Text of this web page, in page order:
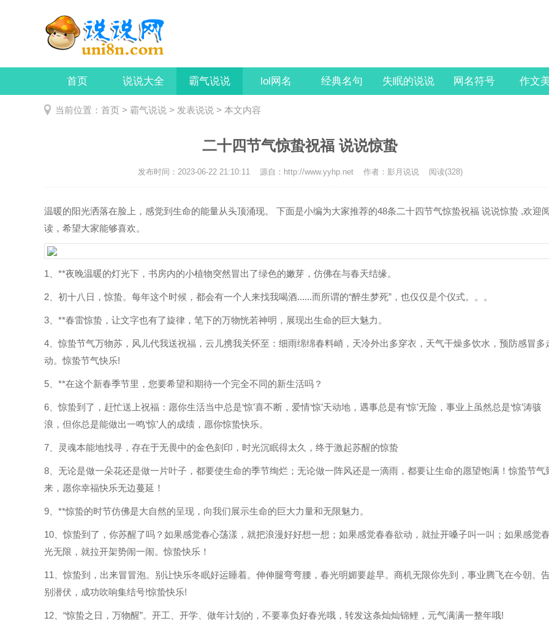
首页 说说大全 霸气说说 lol网名 经典名句 失眠的说说 网名符号 作文
当前位置： 首页 > 霸气说说 > 发表说说 > 本文内容
二十四节气惊蛰祝福 说说惊蛰
发布时间：2023-06-22 21:10:11 源自：http://www.yyhp.net 作者：影月说说 阅读(328)
温暖的阳光洒落在脸上，感觉到生命的能量从头顶涌现。 下面是小编为大家推荐的48条二十四节气惊蛰祝福 说说惊蛰 ,欢迎
读，希望大家能够喜欢。
1、**夜晚温暖的灯光下，书房内的小植物突然冒出了绿色的嫩芽，仿佛在与春天结缘。
2、初十八日，惊蛰。每年这个时候，都会有一个人来找我喝酒......而所谓的“醉生梦死”，也仅仅是个仪式。。。
3、**春雷惊蛰，让文字也有了旋律，笔下的万物恍若神明，展现出生命的巨大魅力。
4、惊蛰节气万物苏，风儿代我送祝福，云儿携我关怀至：细雨绵绵春料峭，天冷外出多穿衣，天气干燥多饮水，预防感冒多
动。惊蛰节气快乐!
5、**在这个新春季节里，您要希望和期待一个完全不同的新生活吗？
6、惊蛰到了，赶忙送上祝福：愿你生活当中总是‘惊’喜不断，爱情‘惊’天动地，遇事总是有‘惊’无险，事业上虽然总是‘惊’涛骇
浪，但你总是能做出一鸣‘惊’人的成绩，愿你惊蛰快乐。
7、灵魂本能地找寻，存在于无畏中的金色刻印，时光沉眠得太久，终于激起苏醒的惊蛰
8、无论是做一朵花还是做一片叶子，都要使生命的季节绚烂；无论做一阵风还是一滴雨，都要让生命的愿望饱满！惊蛰节气
来，愿你幸福快乐无边蔓延！
9、**惊蛰的时节仿佛是大自然的呈现，向我们展示生命的巨大力量和无限魅力。
10、惊蛰到了，你苏醒了吗？如果感觉春心荡漾，就把浪漫好好想一想；如果感觉春春欲动，就扯开嗓子叫一叫；如果感觉春
光无限，就拉开架势闹一闹。惊蛰快乐！
11、惊蛰到，出来冒冒泡。别让快乐冬眠好运睡着。伸伸腿弯弯腰，春光明媚要趁早。商机无限你先到，事业腾飞在今朝。
别潜伏，成功吹响集结号!惊蛰快乐!
12、“惊蛰之日，万物醒”。开工、开学、做年计划的，不要辜负好春光哦，转发这条灿灿锦鲤，元气满满一整年哦!